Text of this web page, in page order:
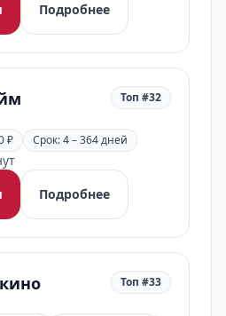
Подробнее
Топ #32
₽ Срок: 4 – 364 дней
Подробнее
Топ #33